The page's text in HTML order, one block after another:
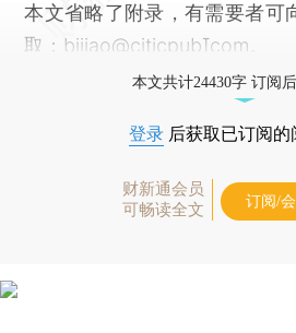
本文省略了附录，有需要者可
取：bijiao@citicpubcom。
本文共计24430字 订阅
登录 后获取已订阅的
财新通会员
可畅读全文
订阅/